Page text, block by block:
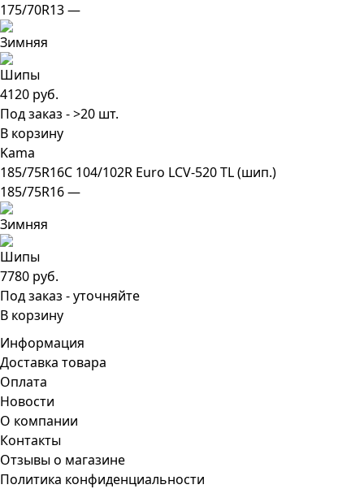
175/70R13 —
4120 руб.
Под заказ - >20 шт.
В корзину
Kama
185/75R16C 104/102R Euro LCV-520 TL (шип.)
185/75R16 —
7780 руб.
Под заказ - уточняйте
В корзину
Информация
Доставка товара
Оплата
Новости
О компании
Контакты
Отзывы о магазине
Политика конфиденциальности